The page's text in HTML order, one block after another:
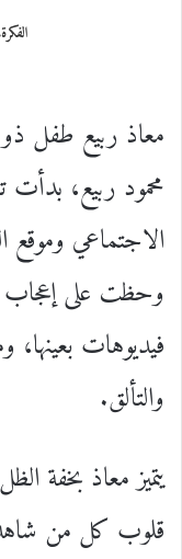
معاذ ربيع طفل
محمود ربيع، بدأت
الاجتماعي وموقع
وحظت على إعجاب
فيديوهات بعينها،
والتألق.
يتميز معاذ بخفة
قلوب كل من شاهد